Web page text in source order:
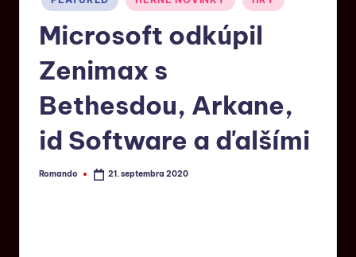
Microsoft odkúpil
Zenimax s
Bethesdou, Arkane,
id Software a ďalšími
Romando 21. septembra 2020